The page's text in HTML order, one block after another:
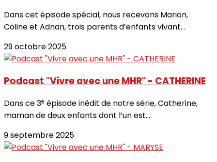
Dans cet épisode spécial, nous recevons Marion,
Coline et Adnan, trois parents d’enfants vivant...
29 octobre 2025
Podcast "Vivre avec une MHR" - CATHERINE
Dans ce 3ᵉ épisode inédit de notre série, Catherine,
maman de deux enfants dont l’un est...
9 septembre 2025